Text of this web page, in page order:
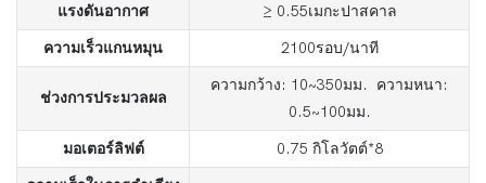
แรงดันอากาศ
≥ 0.55เมกะปาสคาล
ความเร็วแกนหมุน
2100รอบ/นาที
ช่วงการประมวลผล
ความกว้าง: 10~350มม. ความหนา:
0.5~100มม.
มอเตอร์ลิฟต์
0.75 กิโลวัตต์*8